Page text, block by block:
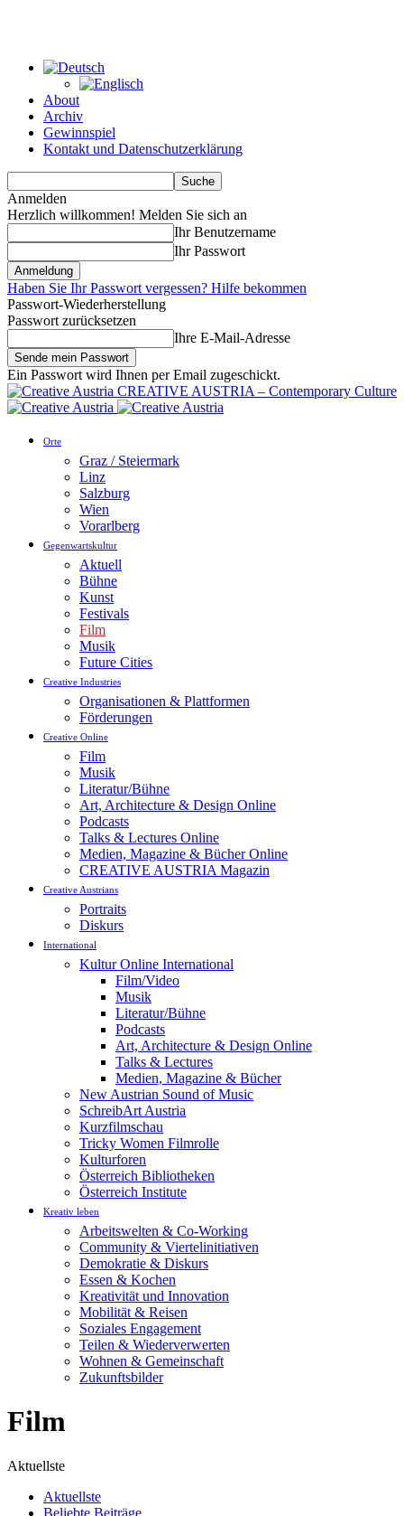
About
Archiv
Gewinnspiel
Kontakt und Datenschutzerklärung
Anmelden
Herzlich willkommen! Melden Sie sich an
Ihr Benutzername
Ihr Passwort
Haben Sie Ihr Passwort vergessen? Hilfe bekommen
Passwort-Wiederherstellung
Passwort zurücksetzen
Ihre E-Mail-Adresse
Ein Passwort wird Ihnen per Email zugeschickt.
CREATIVE AUSTRIA – Contemporary Culture
Orte
Graz / Steiermark
Linz
Salzburg
Wien
Vorarlberg
Gegenwartskultur
Aktuell
Bühne
Kunst
Festivals
Film
Musik
Future Cities
Creative Industries
Organisationen & Plattformen
Förderungen
Creative Online
Film
Musik
Literatur/Bühne
Art, Architecture & Design Online
Podcasts
Talks & Lectures Online
Medien, Magazine & Bücher Online
CREATIVE AUSTRIA Magazin
Creative Austrians
Portraits
Diskurs
International
Kultur Online International
Film/Video
Musik
Literatur/Bühne
Podcasts
Art, Architecture & Design Online
Talks & Lectures
Medien, Magazine & Bücher
New Austrian Sound of Music
SchreibArt Austria
Kurzfilmschau
Tricky Women Filmrolle
Kulturforen
Österreich Bibliotheken
Österreich Institute
Kreativ leben
Arbeitswelten & Co-Working
Community & Viertelinitiativen
Demokratie & Diskurs
Essen & Kochen
Kreativität und Innovation
Mobilität & Reisen
Soziales Engagement
Teilen & Wiederverwerten
Wohnen & Gemeinschaft
Zukunftsbilder
Film
Aktuellste
Aktuellste
Beliebte Beiträge